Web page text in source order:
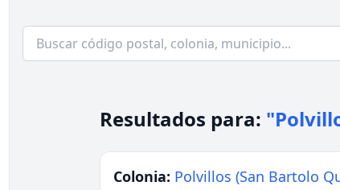
Resultados para:
Colonia: Polvillos (San Bartolo